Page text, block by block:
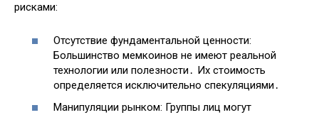
рисками:
Отсутствие фундаментальной ценности:
Большинство мемкоинов не имеют реальной
технологии или полезности․ Их стоимость
определяется исключительно спекуляциями․
Манипуляции рынком: Группы лиц могут